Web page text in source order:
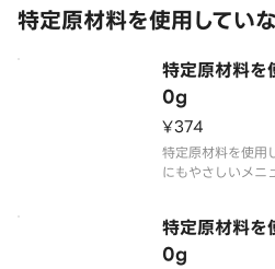
特定原材料を使用してい
特定原材料を
0g
¥374
特定原材料を使用
にもやさしいメニ
を考慮してパッケ
特定原材料
0g